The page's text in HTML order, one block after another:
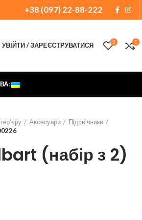
+38 (097) 22-88-222
УВІЙТИ / ЗАРЕЄСТРУВАТИСЯ 0 0
Аксесуари
Підсвічники
(набір з 2)